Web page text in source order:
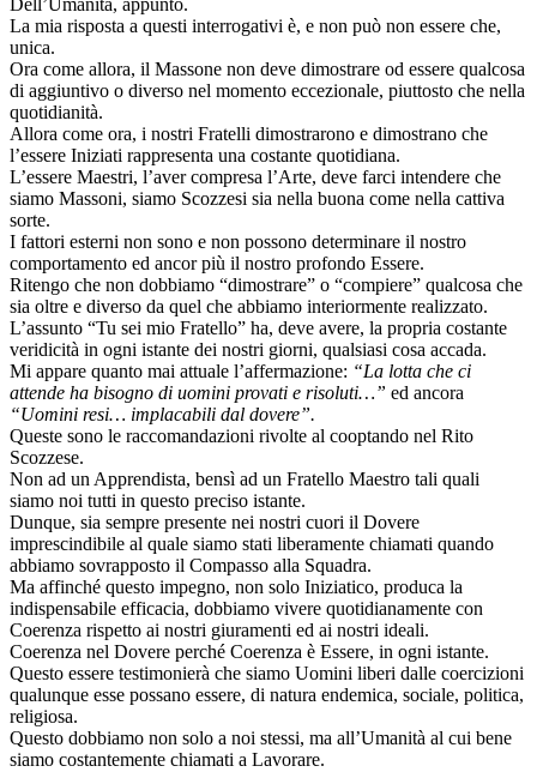
Dell’Umanità, appunto.
La mia risposta a questi interrogativi è, e non può non essere che,
unica.
Ora come allora, il Massone non deve dimostrare od essere qualcosa
di aggiuntivo o diverso nel momento eccezionale, piuttosto che nella
quotidianità.
Allora come ora, i nostri Fratelli dimostrarono e dimostrano che
l’essere Iniziati rappresenta una costante quotidiana.
L’essere Maestri, l’aver compresa l’Arte, deve farci intendere che
siamo Massoni, siamo Scozzesi sia nella buona come nella cattiva
sorte.
I fattori esterni non sono e non possono determinare il nostro
comportamento ed ancor più il nostro profondo Essere.
Ritengo che non dobbiamo “dimostrare” o “compiere” qualcosa che
sia oltre e diverso da quel che abbiamo interiormente realizzato.
L’assunto “Tu sei mio Fratello” ha, deve avere, la propria costante
veridicità in ogni istante dei nostri giorni, qualsiasi cosa accada.
Mi appare quanto mai attuale l’affermazione: “La lotta che ci
attende ha bisogno di uomini provati e risoluti…” ed ancora
“Uomini resi… implacabili dal dovere”.
Queste sono le raccomandazioni rivolte al cooptando nel Rito
Scozzese.
Non ad un Apprendista, bensì ad un Fratello Maestro tali quali
siamo noi tutti in questo preciso istante.
Dunque, sia sempre presente nei nostri cuori il Dovere
imprescindibile al quale siamo stati liberamente chiamati quando
abbiamo sovrapposto il Compasso alla Squadra.
Ma affinché questo impegno, non solo Iniziatico, produca la
indispensabile efficacia, dobbiamo vivere quotidianamente con
Coerenza rispetto ai nostri giuramenti ed ai nostri ideali.
Coerenza nel Dovere perché Coerenza è Essere, in ogni istante.
Questo essere testimonierà che siamo Uomini liberi dalle coercizioni
qualunque esse possano essere, di natura endemica, sociale, politica,
religiosa.
Questo dobbiamo non solo a noi stessi, ma all’Umanità al cui bene
siamo costantemente chiamati a Lavorare.